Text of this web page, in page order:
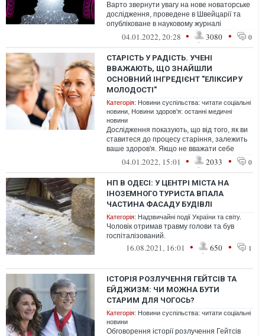
Варто звернути увагу на нове новаторське
дослідження, проведене в Швейцарії та
опубліковане в науковому журналі
Neuroimage.
04.01.2022, 20:28 • 3080 • 0
СТАРІСТЬ У РАДІСТЬ. УЧЕНІ
ВВАЖАЮТЬ, ЩО ЗНАЙШЛИ
ОСНОВНИЙ ІНГРЕДІЄНТ "ЕЛІКСИРУ
МОЛОДОСТІ"
Категорія: Новини суспільства: читати соціальні
новини Новини здоров'я: останні медичні
новини
Дослідження показують, що від того, як ви
ставитеся до процесу старіння, залежить
ваше здоров'я. Якщо не вважати себе
молодим у старості, це може приз...
04.01.2022, 15:01 • 2033 • 0
НП В ОДЕСІ: У ЦЕНТРІ МІСТА НА
ІНОЗЕМНОГО ТУРИСТА ВПАЛА
ЧАСТИНА ФАСАДУ БУДІВЛІ
Категорія: Надзвичайні події України та світу.
Чоловік отримав травму голови та був
госпіталізований.
16.08.2021, 16:01 • 650 • 1
ІСТОРІЯ РОЗЛУЧЕННЯ ГЕЙТСІВ ТА
ЕЙДЖИЗМ: ЧИ МОЖНА БУТИ
СТАРИМ ДЛЯ ЧОГОСЬ?
Категорія: Новини суспільства: читати соціальні
новини
Обговорення історії розлучення Гейтсів